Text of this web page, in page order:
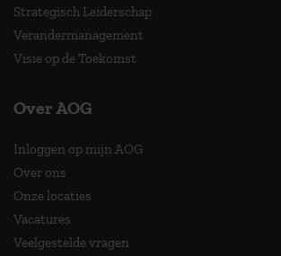
Strategisch Leiderschap
Verandermanagement
Visie op de Toekomst
Over AOG
Inloggen op mijn AOG
Over ons
Onze locaties
Vacatures
Veelgestelde vragen